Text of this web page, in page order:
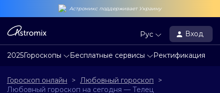
Астромикс поддерживает Украину
2025Гороскопы Бесплатные сервисы Ректификация
Рус Вход
Гороскоп онлайн > Любовный гороскоп
>
Любовный гороскоп на сегодня — Телец